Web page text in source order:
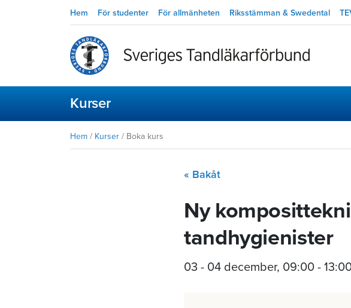
Hem För studenter För allmänheten Riksstämman & Swedental
Kurser
Hem / Kurser / Boka kurs
« Bakåt
Ny
tandhygienister
03 - 04 december, 09:00 - 13:00